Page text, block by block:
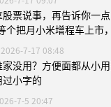
票说事，再告诉你一
个把月小米增程车上市
2026-7-17 08:48
没用？方便面都从小
小字的
7-5 20:47